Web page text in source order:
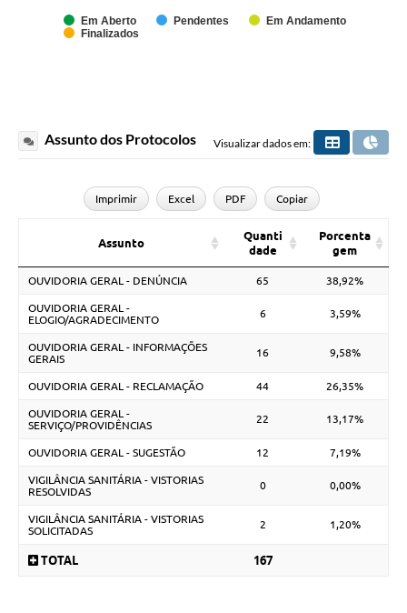
Em Aberto Pendentes
Em Andamento
Finalizados
Assunto dos Protocolos Visualizar dados em:
Imprimir Excel PDF Copiar
Assunto
Quanti
dade
Porcenta
gem
OUVIDORIA GERAL - DENÚNCIA 65 38,92%
OUVIDORIA GERAL -
ELOGIO/AGRADECIMENTO
6 3,59%
OUVIDORIA GERAL - INFORMAÇÕES
GERAIS
16 9,58%
OUVIDORIA GERAL - RECLAMAÇÃO 44 26,35%
OUVIDORIA GERAL -
SERVIÇO/PROVIDÊNCIAS
22 13,17%
OUVIDORIA GERAL - SUGESTÃO 12 7,19%
VIGILÂNCIA SANITÁRIA - VISTORIAS
RESOLVIDAS
0 0,00%
VIGILÂNCIA SANITÁRIA - VISTORIAS
SOLICITADAS
2 1,20%
TOTAL 167